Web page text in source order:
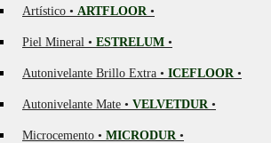
Artístico • ARTFLOOR •
Piel Mineral • ESTRELUM •
Autonivelante Brillo Extra • ICEFLOOR •
Autonivelante Mate • VELVETDUR •
Microcemento • MICRODUR •